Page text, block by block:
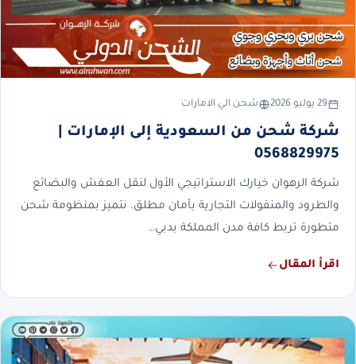
29 يوليو 2026 شحن الي الامارات
شركة شحن من السعودية إلى الإمارات |
0568829975
شركة الرهوان خيارك الاستراتيجي الأول لنقل العفش والبضائع
والطرود والمنقولات التجارية بأمان مطلق. نتميز بمنظومة شحن
متطورة تربط كافة مدن المملكة بدبي…
اقرأ المقال